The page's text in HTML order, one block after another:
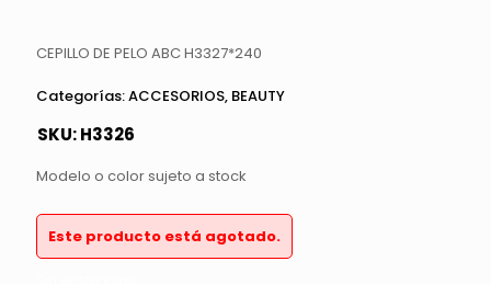
CEPILLO DE PELO ABC H3327*240
Categorías:ACCESORIOS, BEAUTY
SKU:H3326
Modelo o color sujeto a stock
Este producto está agotado.